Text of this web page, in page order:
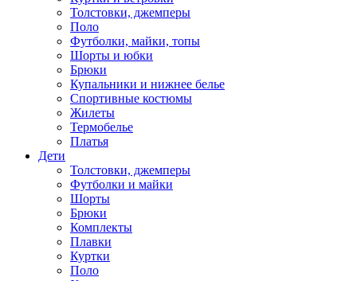
Толстовки, джемперы
Поло
Футболки, майки, топы
Шорты и юбки
Брюки
Купальники и нижнее белье
Спортивные костюмы
Жилеты
Термобелье
Платья
Дети
Толстовки, джемперы
Футболки и майки
Шорты
Брюки
Комплекты
Плавки
Куртки
Поло